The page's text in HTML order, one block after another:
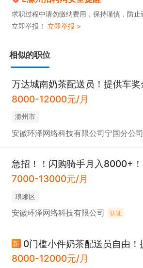
求职过程中请勿缴纳费用，保持谨慎，防
立即举报！ 立即举报 >
相似的职位
万达城南奶茶配送员！提供车
8000-12000元/月
滁州市
安徽环泽网络科技有限公司宁国分公司
急招！！闪购骑手月入8000+
7000-13000元/月
琅琊区
安徽环泽网络科技有限公司 认证
新 0门槛小件奶茶配送员自由！
8000-12000元/月